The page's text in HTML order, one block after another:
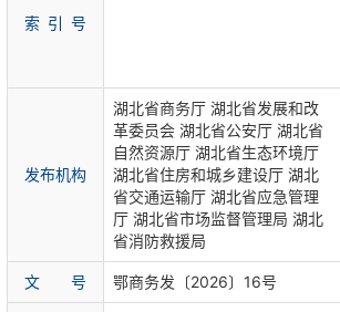
索 引 号
发布机构
湖北省商务厅 湖北省发展和改
革委员会 湖北省公安厅 湖北省
自然资源厅 湖北省生态环境厅
湖北省住房和城乡建设厅 湖北
省交通运输厅 湖北省应急管理
厅 湖北省市场监督管理局 湖北
省消防救援局
文 号 鄂商务发〔2026〕16号